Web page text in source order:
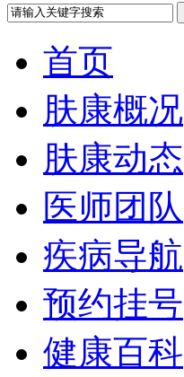
首页
肤康概况
肤康动态
医师团队
疾病导航
预约挂号
健康百科